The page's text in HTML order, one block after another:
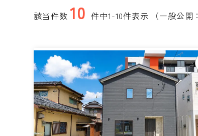
該当件数 10 件中1-10件表示 （一般公開：